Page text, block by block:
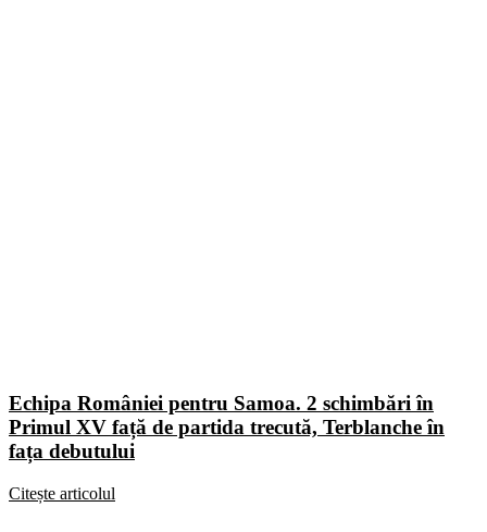
Echipa României pentru Samoa. 2 schimbări în
Primul XV față de partida trecută, Terblanche în
fața debutului
Citește articolul